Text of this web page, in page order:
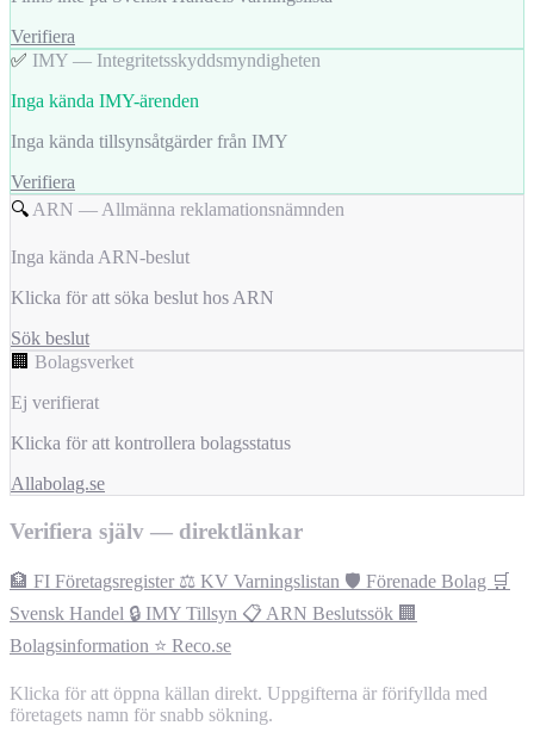
Verifiera
✅ IMY — Integritetsskyddsmyndigheten
Inga kända IMY-ärenden
Inga kända tillsynsåtgärder från IMY
Verifiera
🔍 ARN — Allmänna reklamationsnämnden
Inga kända ARN-beslut
Klicka för att söka beslut hos ARN
Sök beslut
🏢 Bolagsverket
Ej verifierat
Klicka för att kontrollera bolagsstatus
Allabolag.se
Verifiera själv — direktlänkar
🏦 FI Företagsregister ⚖️ KV Varningslistan 🛡️ Förenade Bolag 🛒
Svensk Handel 🔒 IMY Tillsyn 📋 ARN Beslutssök 🏢
Bolagsinformation ⭐ Reco.se
Klicka för att öppna källan direkt. Uppgifterna är förifyllda med
företagets namn för snabb sökning.